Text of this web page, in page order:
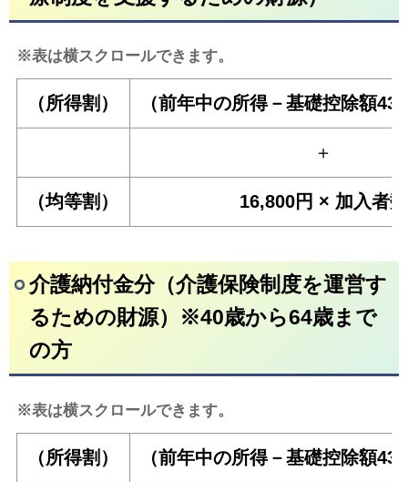
※表は横スクロールできます。
（所得割） （前年中の所得－基礎控除額43
＋
（均等割） 16,800円 × 加入者数
介護納付金分（介護保険制度を運営す
るための財源）※40歳から64歳まで
の方
※表は横スクロールできます。
（所得割） （前年中の所得－基礎控除額43